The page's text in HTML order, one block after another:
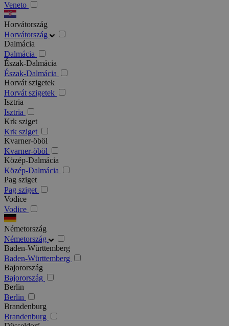
Veneto
Horvátország
Horvátország
Dalmácia
Dalmácia
Észak-Dalmácia
Észak-Dalmácia
Horvát szigetek
Horvát szigetek
Isztria
Isztria
Krk sziget
Krk sziget
Kvarner-öböl
Kvarner-öböl
Közép-Dalmácia
Közép-Dalmácia
Pag sziget
Pag sziget
Vodice
Vodice
Németország
Németország
Baden-Württemberg
Baden-Württemberg
Bajorország
Bajorország
Berlin
Berlin
Brandenburg
Brandenburg